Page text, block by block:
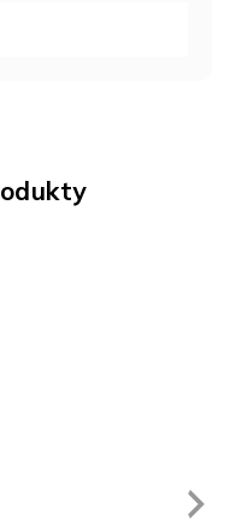
Next